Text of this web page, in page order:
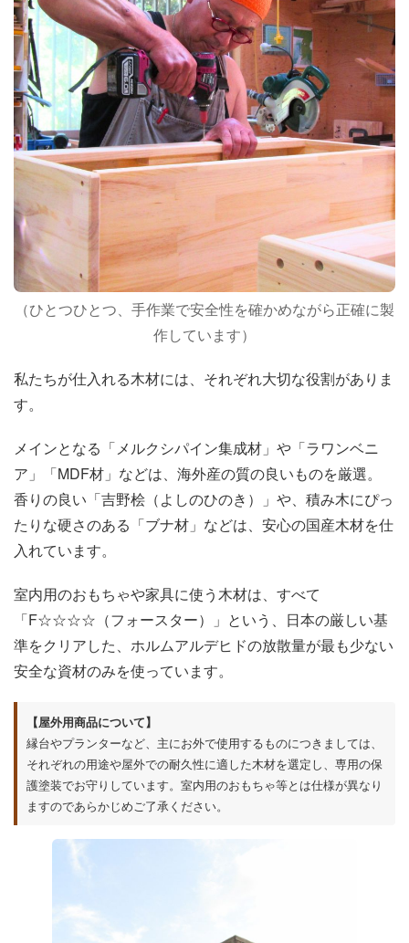
（ひとつひとつ、手作業で安全性を確かめながら正確に製
作しています）
私たちが仕入れる木材には、それぞれ大切な役割がありま
す。
メインとなる「メルクシパイン集成材」や「ラワンベニ
ア」「MDF材」などは、海外産の質の良いものを厳選。
香りの良い「吉野桧（よしのひのき）」や、積み木にぴっ
たりな硬さのある「ブナ材」などは、安心の国産木材を仕
入れています。
室内用のおもちゃや家具に使う木材は、すべて
「F☆☆☆☆（フォースター）」という、日本の厳しい基
準をクリアした、ホルムアルデヒドの放散量が最も少ない
安全な資材のみを使っています。
【屋外用商品について】
縁台やプランターなど、主にお外で使用するものにつきましては、
それぞれの用途や屋外での耐久性に適した木材を選定し、専用の保
護塗装でお守りしています。室内用のおもちゃ等とは仕様が異なり
ますのであらかじめご了承ください。